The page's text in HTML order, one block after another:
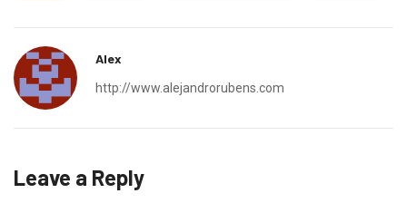
Alex
http://www.alejandrorubens.com
Leave a Reply